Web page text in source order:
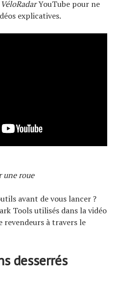
VéloRadarYouTube pour ne
explicatives.
une roue
avant de vous lancer ?
Tools utilisés dans la vidéo
revendeurs à travers le
desserrés